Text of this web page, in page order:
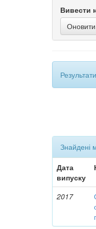
Вивести
Знайдені
Дата
випуску
2017